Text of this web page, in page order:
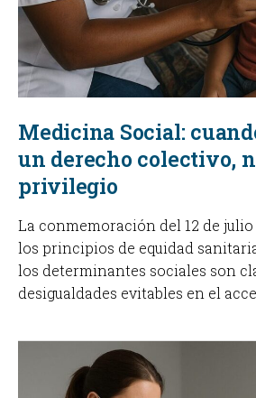
Medicina Social:
un derecho colectivo,
privilegio
La conmemoración del 12 de
los principios de equidad
los determinantes sociales son
desigualdades evitables en el